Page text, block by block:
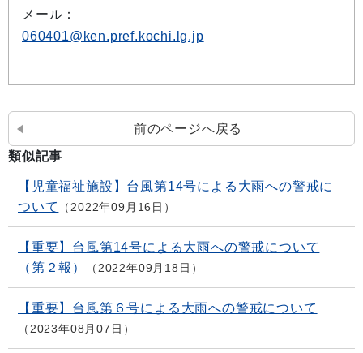
メール：
060401@ken.pref.kochi.lg.jp
前のページへ戻る
類似記事
【児童福祉施設】台風第14号による大雨への警戒に
ついて
2022年09月16日
【重要】台風第14号による大雨への警戒について
（第２報）
2022年09月18日
【重要】台風第６号による大雨への警戒について
2023年08月07日